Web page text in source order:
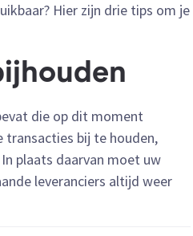
Hier zijn drie tips om je
die op dit moment
transacties bij te houden,
plaats daarvan moet uw
leveranciers altijd weer